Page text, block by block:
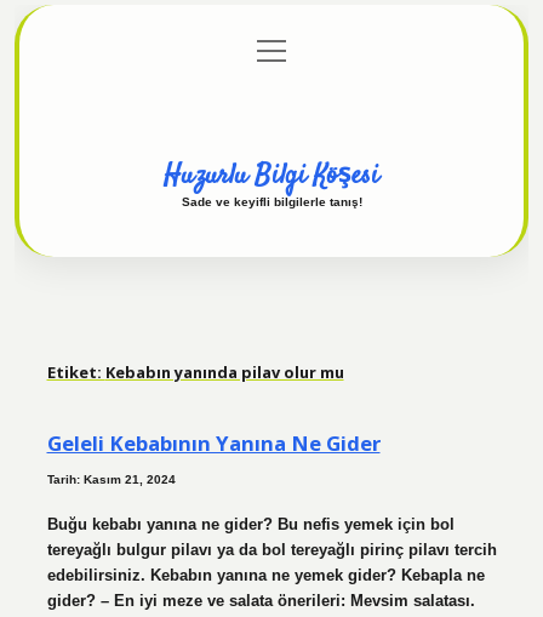
Gizlilik Politikası
menüyü
aç
Huzurlu Bilgi Köşesi
Sade ve keyifli bilgilerle tanış!
Etiket: Kebabın yanında pilav olur mu
Geleli Kebabının Yanına Ne Gider
Tarih: Kasım 21, 2024
Buğu kebabı yanına ne gider? Bu nefis yemek için bol
tereyağlı bulgur pilavı ya da bol tereyağlı pirinç pilavı tercih
edebilirsiniz. Kebabın yanına ne yemek gider? Kebapla ne
gider? – En iyi meze ve salata önerileri: Mevsim salatası.